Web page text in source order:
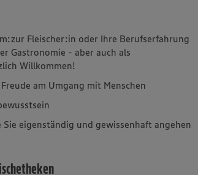
Fleischer:in oder Ihre Berufserfahrung
Gastronomie - aber auch als
Willkommen!
am Umgang mit Menschen
eigenständig und gewissenhaft angehen